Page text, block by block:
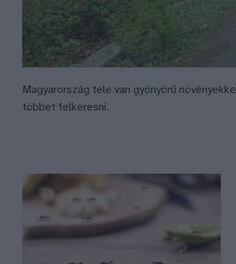
Magyarország tele van gyönyörű
többet felkeresni.